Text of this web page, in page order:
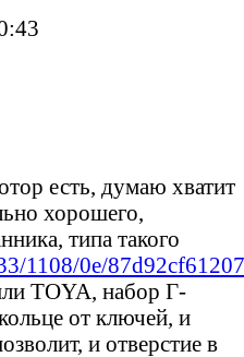
есть, думаю хватит
хорошего,
типа такого
1108/0e/
TOYA, набор Г-
от ключей, и
и отверстие в